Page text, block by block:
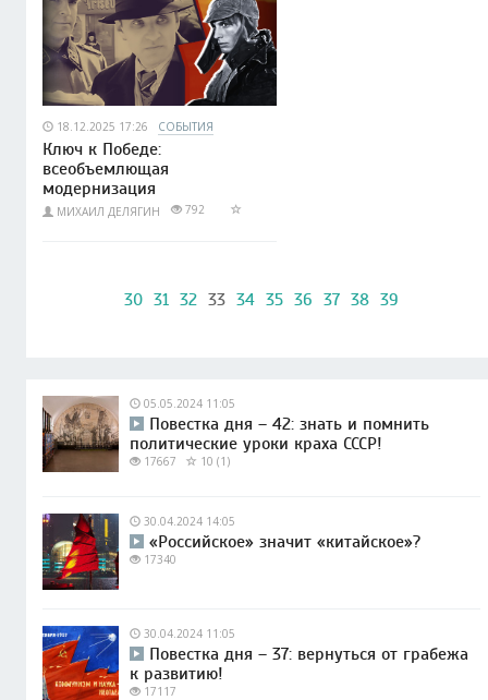
18.12.2025 17:26 СОБЫТИЯ
Ключ к Победе:
всеобъемлющая
модернизация
МИХАИЛ ДЕЛЯГИН 792
30 31 32 33 34 35 36 37 38 39
05.05.2024 11:05
Повестка дня – 42: знать и помнить
политические уроки краха СССР!
17667 10 (1)
30.04.2024 14:05
«Российское» значит «китайское»?
17340
30.04.2024 11:05
Повестка дня – 37: вернуться от грабежа
к развитию!
17117